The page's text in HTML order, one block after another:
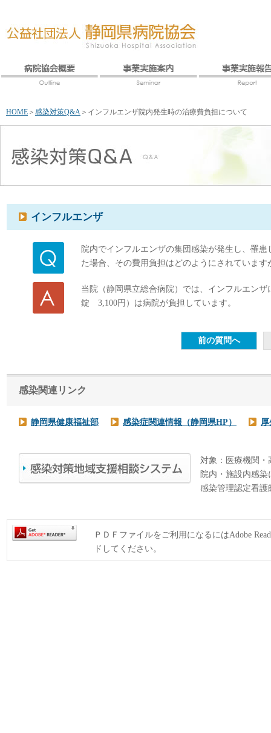
HOME ＞ 感染対策Q&A ＞ インフルエンザ院内発生時の治療費負担について
インフルエンザ
院内でインフルエンザの集団感染が発生し、罹
た場合、その費用負担はどのようにされています
当院（静岡県立総合病院）では、インフルエン
錠 3,100円）は病院が負担しています。
感染関連リンク
静岡県健康福祉部 感染症関連情報（静岡県HP）
対象：医療機関・
院内・施設内感
感染管理認定看
ＰＤＦファイルをご利用になるにはAdobe
ドしてください。